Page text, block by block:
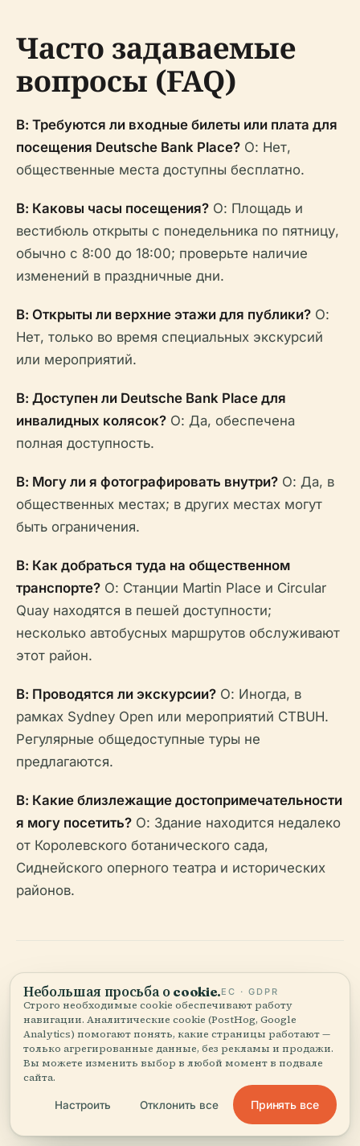
Часто задаваемые
вопросы (FAQ)
В: Требуются ли входные билеты или плата для
посещения Deutsche Bank Place? О: Нет,
общественные места доступны бесплатно.
В: Каковы часы посещения? О: Площадь и
вестибюль открыты с понедельника по пятницу,
обычно с 8:00 до 18:00; проверьте наличие
изменений в праздничные дни.
В: Открыты ли верхние этажи для публики? О:
Нет, только во время специальных экскурсий
или мероприятий.
В: Доступен ли Deutsche Bank Place для
инвалидных колясок? О: Да, обеспечена
полная доступность.
В: Могу ли я фотографировать внутри? О: Да, в
общественных местах; в других местах могут
быть ограничения.
В: Как добраться туда на общественном
транспорте? О: Станции Martin Place и Circular
Quay находятся в пешей доступности;
несколько автобусных маршрутов обслуживают
этот район.
В: Проводятся ли экскурсии? О: Иногда, в
рамках Sydney Open или мероприятий CTBUH.
Регулярные общедоступные туры не
предлагаются.
В: Какие близлежащие достопримечательности
я могу посетить? О: Здание находится недалеко
от Королевского ботанического сада,
Сиднейского оперного театра и исторических
районов.
Резюме основной
информации и
советы для
посетителей
Небольшая просьба о cookie.ЕС · GDPR
Строго необходимые cookie обеспечивают работу
навигации. Аналитические cookie (PostHog, Google
Analytics) помогают понять, какие страницы работают —
только агрегированные данные, без рекламы и продажи.
Вы можете изменить выбор в любой момент в подвале
сайта.
Настроить Отклонить все Принять все